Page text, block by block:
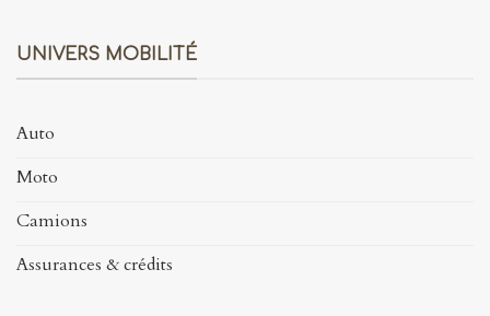
UNIVERS MOBILITÉ
Auto
Moto
Camions
Assurances & crédits